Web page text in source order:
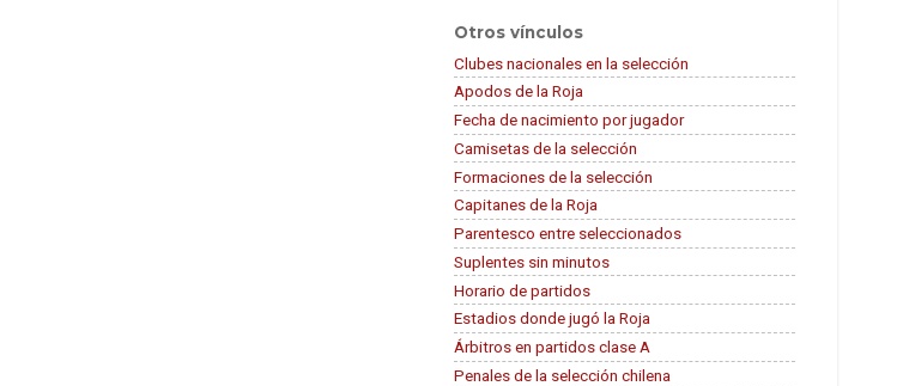
Otros vínculos
Clubes nacionales en la selección
Apodos de la Roja
Fecha de nacimiento por jugador
Camisetas de la selección
Formaciones de la selección
Capitanes de la Roja
Parentesco entre seleccionados
Suplentes sin minutos
Horario de partidos
Estadios donde jugó la Roja
Árbitros en partidos clase A
Penales de la selección chilena